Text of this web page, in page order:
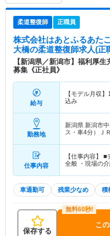
柔道整復師 正職員
株式会社はあとふるあた
大橋の柔道整復師求人(正
【新潟県／新潟市】福利厚
募集《正社員》
給与
【モデル月収】
込み
勤務地
新潟県 新潟市
ス・車4分）Ｊ
仕事内容
【仕事内容】
全般 ・現場の
車通勤可 残業少なめ 積
保存する
こ